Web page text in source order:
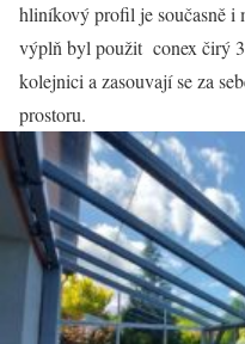
hliníkový profil je současně i
výplň byl použit conex čirý
kolejnici a zasouvají se za
prostoru.